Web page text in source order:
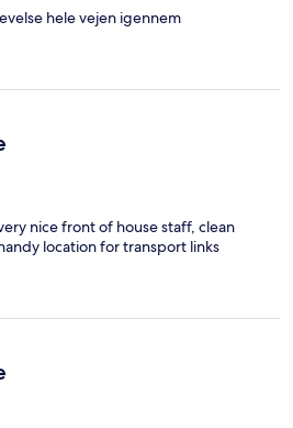
hele vejen igennem
nice front of house staff, clean
location for transport links